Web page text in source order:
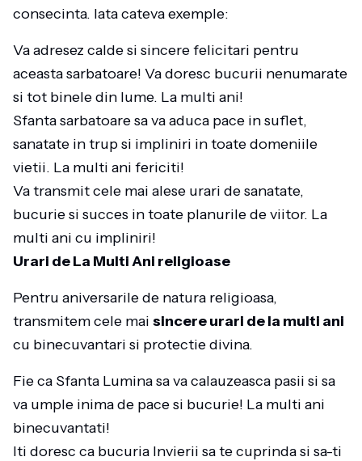
consecinta. Iata cateva exemple:
Va adresez calde si sincere felicitari pentru
aceasta sarbatoare! Va doresc bucurii nenumarate
si tot binele din lume. La multi ani!
Sfanta sarbatoare sa va aduca pace in suflet,
sanatate in trup si impliniri in toate domeniile
vietii. La multi ani fericiti!
Va transmit cele mai alese urari de sanatate,
bucurie si succes in toate planurile de viitor. La
multi ani cu impliniri!
Urari de La Multi Ani religioase
Pentru aniversarile de natura religioasa,
transmitem cele mai sincere urari de la multi ani
cu binecuvantari si protectie divina.
Fie ca Sfanta Lumina sa va calauzeasca pasii si sa
va umple inima de pace si bucurie! La multi ani
binecuvantati!
Iti doresc ca bucuria Invierii sa te cuprinda si sa-ti